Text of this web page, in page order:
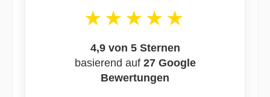
★★★★★
4,9 von 5 Sternen
basierend auf 27 Google
Bewertungen